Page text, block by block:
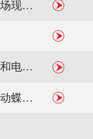
2020年中国阀门行业市场现状与发展趋势分析 市场行情有所恢复
液动蝶阀的液压原理图和电气原理图
如何选择称心如意的液动蝶阀？